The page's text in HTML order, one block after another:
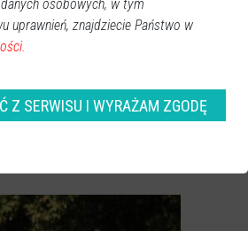
osobowych, w tym
uprawnień, znajdziecie Państwo w
Z SERWISU I WYRAŻAM ZGODĘ